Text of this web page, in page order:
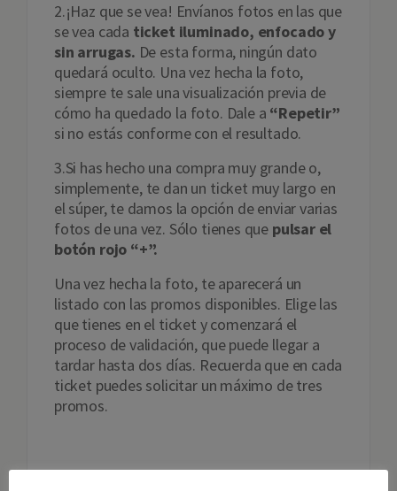
2.¡Haz que se vea! Envíanos fotos en las que
se vea cada ticket iluminado, enfocado y
sin arrugas. De esta forma, ningún dato
quedará oculto. Una vez hecha la foto,
siempre te sale una visualización previa de
cómo ha quedado la foto. Dale a “Repetir”
si no estás conforme con el resultado.
3.Si has hecho una compra muy grande o,
simplemente, te dan un ticket muy largo en
el súper, te damos la opción de enviar varias
fotos de una vez. Sólo tienes que pulsar el
botón rojo “+”.
Una vez hecha la foto, te aparecerá un
listado con las promos disponibles. Elige las
que tienes en el ticket y comenzará el
proceso de validación, que puede llegar a
tardar hasta dos días. Recuerda que en cada
ticket puedes solicitar un máximo de tres
promos.